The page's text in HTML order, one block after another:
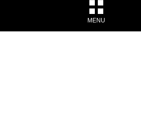
MENU